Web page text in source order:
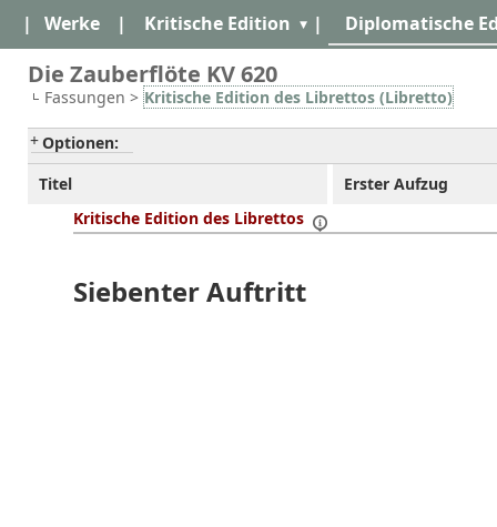
| Werke | Kritische Edition | Diplomatische
Die Zauberflöte KV 620
Fassungen > Kritische Edition des Librettos (Libretto)
Optionen:
Titel
Erster Aufzug
Kritische Edition des Librettos
Siebenter Auftritt